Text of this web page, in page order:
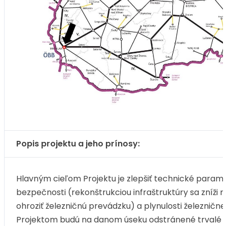
Popis projektu a jeho prínosy:
Hlavným cieľom Projektu je zlepšiť technické
bezpečnosti (rekonštrukciou infraštruktúry sa zníži
ohroziť železničnú prevádzku) a plynulosti
Projektom budú na danom úseku odstránené